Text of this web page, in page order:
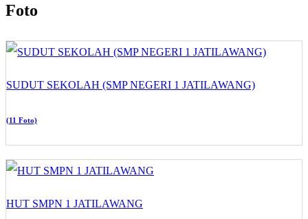
Foto
SUDUT SEKOLAH (SMP NEGERI 1 JATILAWANG)
(11 Foto)
HUT SMPN 1 JATILAWANG